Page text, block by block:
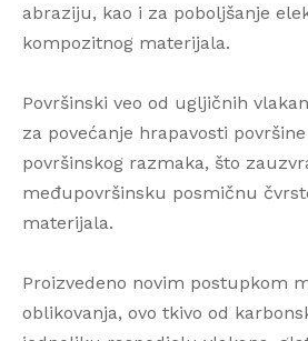
abraziju, kao i za poboljšanje
kompozitnog materijala.
Površinski veo od ugljičnih
za povećanje hrapavosti
površinskog razmaka, što
međupovršinsku posmičnu
materijala.
Proizvedeno novim postupkom
oblikovanja, ovo tkivo od